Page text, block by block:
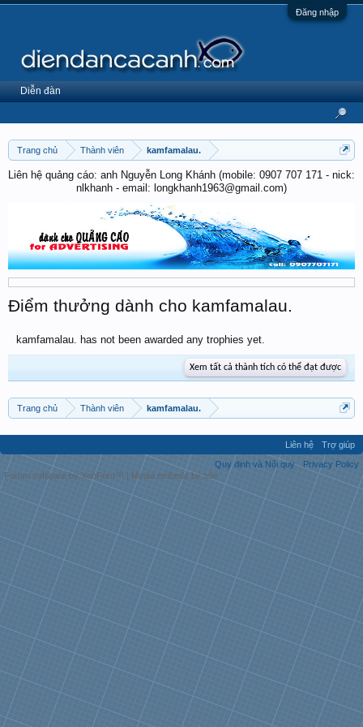
Đăng nhập
Trang chủ Thành viên kamfamalau.
Liên hệ quảng cáo: anh Nguyễn Long Khánh (mobile: 0907 707 171 - nick:
nlkhanh - email: longkhanh1963@gmail.com)
Điểm thưởng dành cho kamfamalau.
kamfamalau. has not been awarded any trophies yet.
Xem tất cả thành tích có thể đạt được
Trang chủ Thành viên kamfamalau.
Diễn đàn
Liên hệ
Trợ giúp
Quy định và Nội quy
Privacy Policy
Forum software by XenForo™ | Media embeds by s9e